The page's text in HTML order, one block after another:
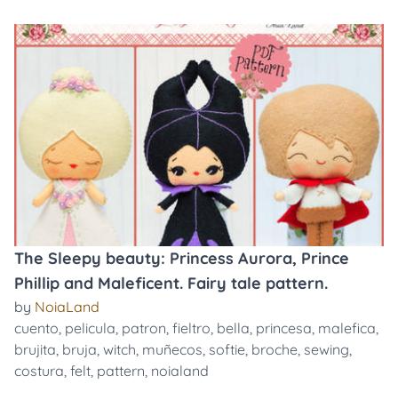
The Sleepy beauty: Princess Aurora, Prince
Phillip and Maleficent. Fairy tale pattern.
by NoiaLand
cuento, pelicula, patron, fieltro, bella, princesa, malefica,
brujita, bruja, witch, muñecos, softie, broche, sewing,
costura, felt, pattern, noialand